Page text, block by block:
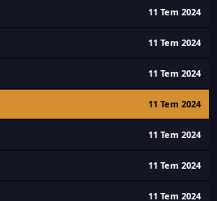
11 Tem 2024
11 Tem 2024
11 Tem 2024
11 Tem 2024
11 Tem 2024
11 Tem 2024
11 Tem 2024